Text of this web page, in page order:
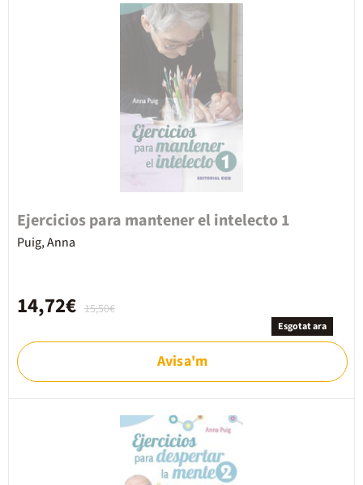
Ejercicios para mantener el intelecto 1
Puig, Anna
15,50€
14,72€
Esgotat ara
Avisa'm